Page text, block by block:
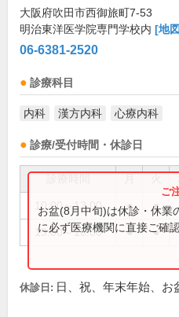
大阪府吹田市西御旅町7-53
明治東洋医学院専門学校内 [地
06-6381-2520
診療科目
内科 漢方内科 心療内科
診療/受付時間・休診日
10:00～12:00 ● ●
13:00～16:00 ● ●
お盆(8月中旬)は休診・休業
に必ず医療機関に直接ご確
休診日: 日、祝、年末年始、お